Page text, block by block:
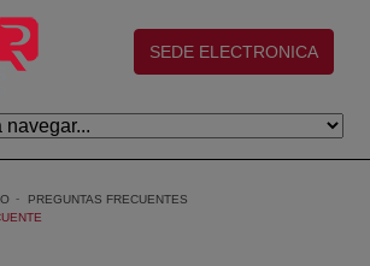
(abre en nueva ventana)
SEDE ELECTRONICA
PREGUNTAS FRECUENTES